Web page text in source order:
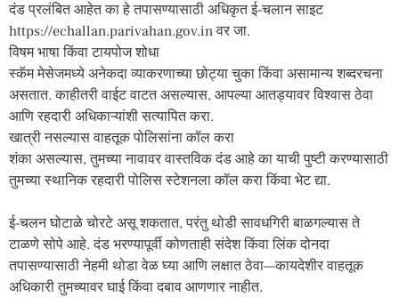
दंड प्रलंबित आहेत का हे तपासण्यासाठी अधिकृत ई-चलान साइट
https://echallan.parivahan.gov.in वर जा.
विषम भाषा किंवा टायपोज शोधा
स्कॅम मेसेजमध्ये अनेकदा व्याकरणाच्या छोट्या चुका किंवा असामान्य शब्दरचना
असतात. काहीतरी वाईट वाटत असल्यास, आपल्या आतड्यावर विश्वास ठेवा
आणि रहदारी अधिकाऱ्यांशी सत्यापित करा.
खात्री नसल्यास वाहतूक पोलिसांना कॉल करा
शंका असल्यास, तुमच्या नावावर वास्तविक दंड आहे का याची पुष्टी करण्यासाठी
तुमच्या स्थानिक रहदारी पोलिस स्टेशनला कॉल करा किंवा भेट द्या.
ई-चलन घोटाळे चोरटे असू शकतात, परंतु थोडी सावधगिरी बाळगल्यास ते
टाळणे सोपे आहे. दंड भरण्यापूर्वी कोणताही संदेश किंवा लिंक दोनदा
तपासण्यासाठी नेहमी थोडा वेळ घ्या आणि लक्षात ठेवा—कायदेशीर वाहतूक
अधिकारी तुमच्यावर घाई किंवा दबाव आणणार नाहीत.